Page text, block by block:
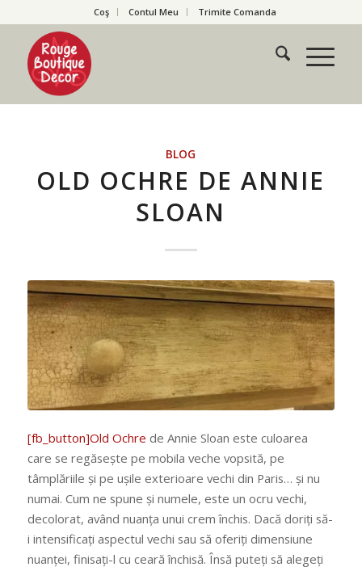
Coş Contul Meu Trimite Comanda
BLOG
OLD OCHRE DE ANNIE
SLOAN
[fb_button]Old Ochre de Annie Sloan este culoarea
care se regăsește pe mobila veche vopsită, pe
tâmplăriile și pe ușile exterioare vechi din Paris… și nu
numai. Cum ne spune și numele, este un ocru vechi,
decolorat, având nuanța unui crem închis. Dacă doriți să-
i intensificați aspectul vechi sau să oferiți dimensiune
nuanței, finisați-l cu ceară închisă. Însă puteți să alegeți